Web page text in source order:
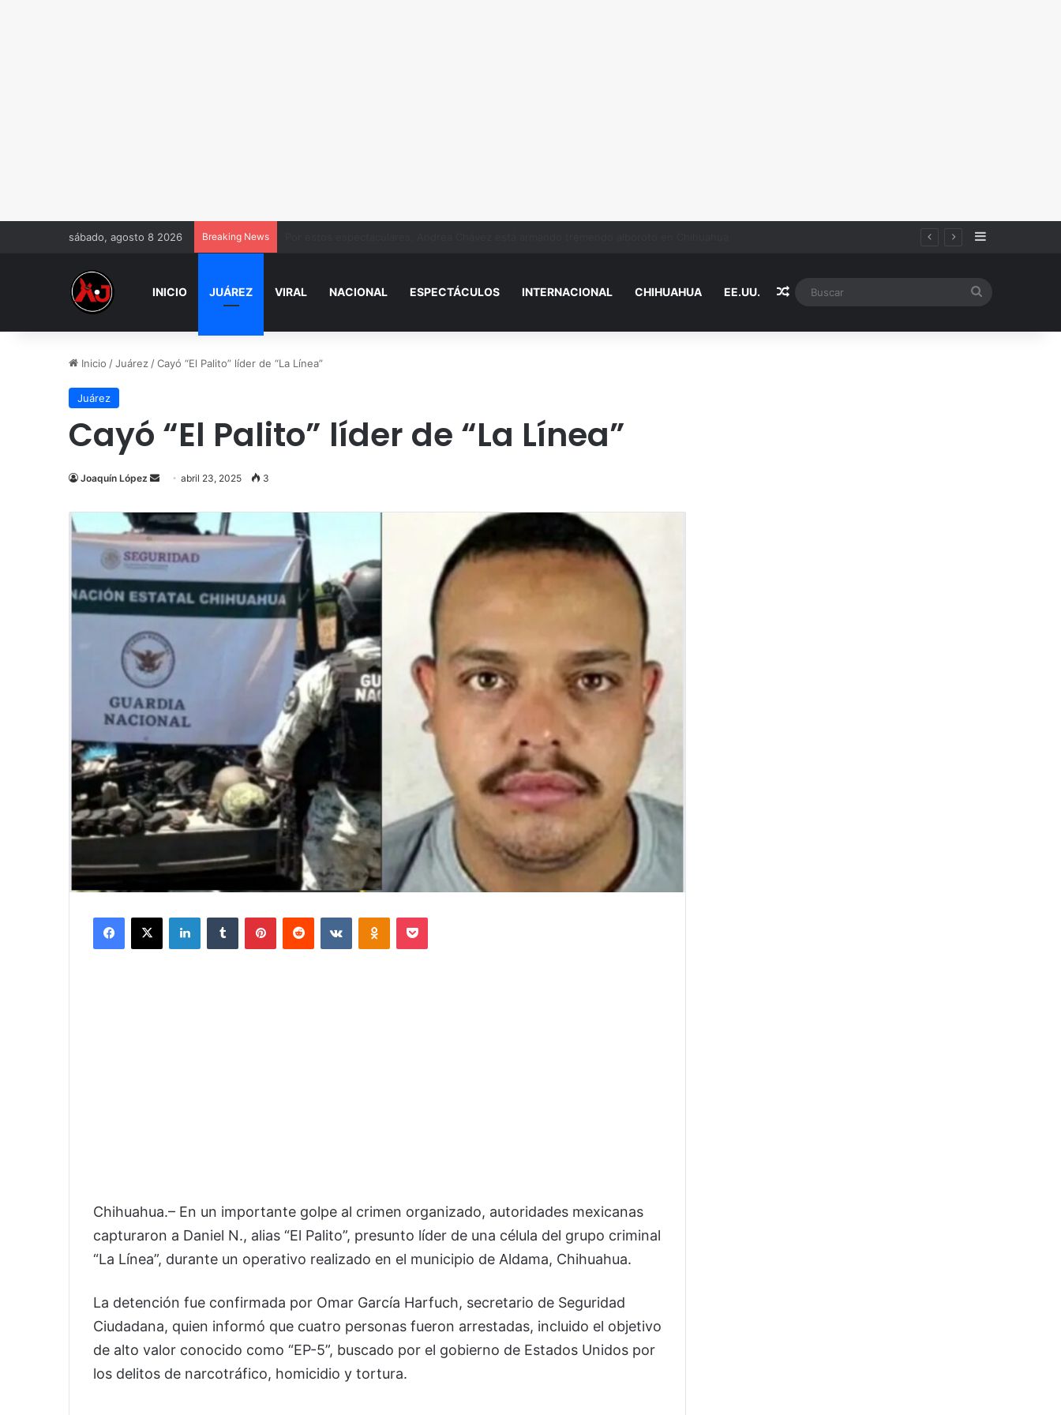
sábado, agosto 8 2026 Breaking News Sidebar
INICIO JUÁREZ VIRAL NACIONAL ESPECTÁCULOS INTERNACIONAL CHIHUAHUA EE.UU. Random Article
Inicio /Juárez /Cayó “El Palito” líder de “La Línea”
Juárez
Cayó “El Palito” líder de “La Línea”
Joaquín López
Send
email
abril 23, 2025 3
Facebook
X LinkedInTumblr PinterestReddit VKontakteOdnoklassniki
Pocket
Chihuahua.– En un importante golpe al crimen organizado, autoridades mexicanas
capturaron a Daniel N., alias “El Palito”, presunto líder de una célula del grupo criminal
“La Línea”, durante un operativo realizado en el municipio de Aldama, Chihuahua.
La detención fue confirmada por Omar García Harfuch, secretario de Seguridad
Ciudadana, quien informó que cuatro personas fueron arrestadas, incluido el objetivo
de alto valor conocido como “EP-5”, buscado por el gobierno de Estados Unidos por
los delitos de narcotráfico, homicidio y tortura.